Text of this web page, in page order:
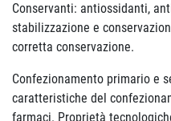
Conservanti: antiossidanti,
stabilizzazione e
corretta conservazione.
Confezionamento primario e
caratteristiche del
farmaci. Proprietà